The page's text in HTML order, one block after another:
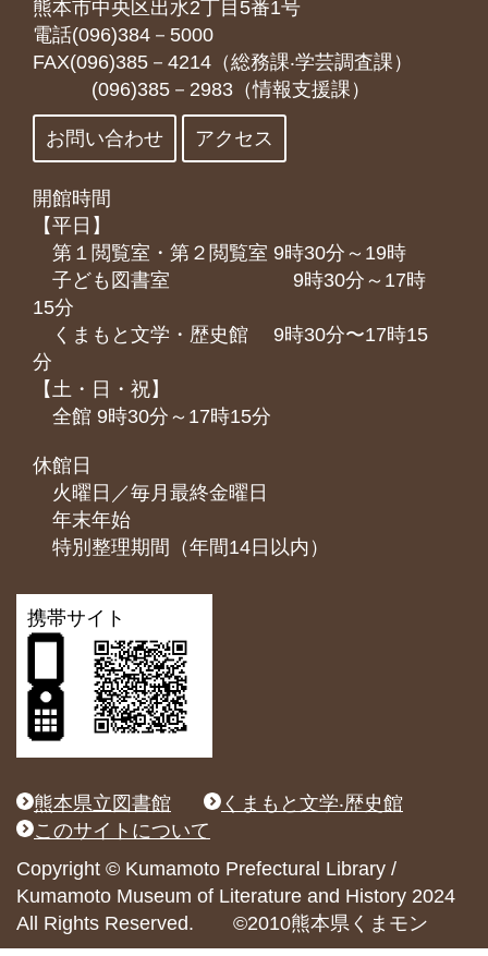
熊本市中央区出水2丁目5番1号
電話(096)384－5000
FAX(096)385－4214（総務課‧学芸調査課）
(096)385－2983（情報支援課）
お問い合わせ アクセス
開館時間
【平日】
第１閲覧室・第２閲覧室 9時30分～19時
子ども図書室 9時30分～17時
15分
くまもと⽂学・歴史館 9時30分〜17時15
分
【土・日・祝】
全館 9時30分～17時15分
休館日
火曜日／毎月最終金曜日
年末年始
特別整理期間（年間14日以内）
携帯サイト
熊本県立図書館
くまもと文学‧歴史館
このサイトについて
Copyright © Kumamoto Prefectural Library /
Kumamoto Museum of Literature and History 2024
All Rights Reserved. ©2010熊本県くまモン